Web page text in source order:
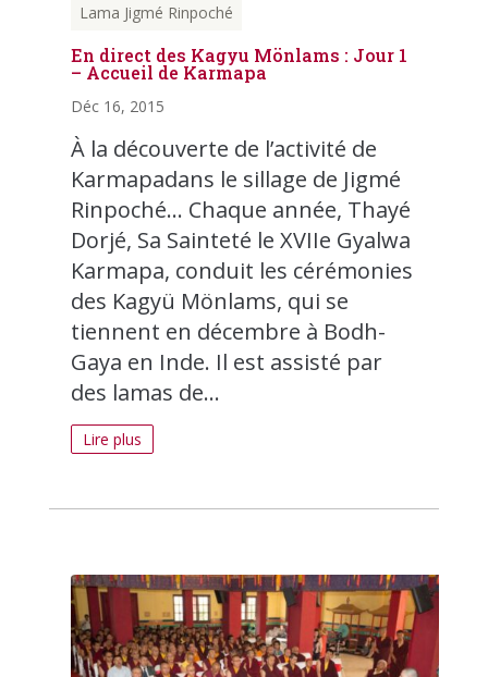
Lama Jigmé Rinpoché
En direct des Kagyu Mönlams : Jour 1
– Accueil de Karmapa
Déc 16, 2015
À la découverte de l’activité de
Karmapadans le sillage de Jigmé
Rinpoché… Chaque année, Thayé
Dorjé, Sa Sainteté le XVIIe Gyalwa
Karmapa, conduit les cérémonies
des Kagyü Mönlams, qui se
tiennent en décembre à Bodh-
Gaya en Inde. Il est assisté par
des lamas de...
Lire plus